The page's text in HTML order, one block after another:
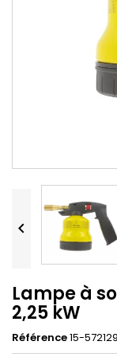

Lampe à
2,25 kW
Référence15-572129